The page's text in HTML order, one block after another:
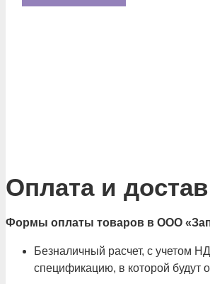
Оплата и
Формы оплаты товаров в ООО
Безналичный расчет, с учетом
спецификацию, в которой будут